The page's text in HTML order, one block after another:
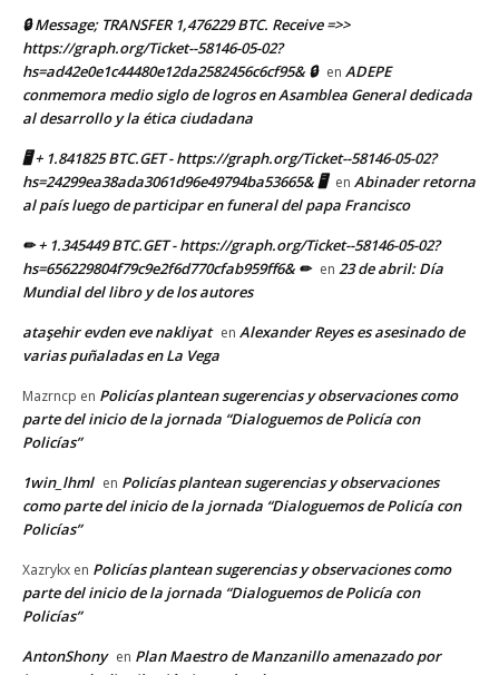
🔒 Message; TRANSFER 1,476229 BTC. Receive =>>
https://graph.org/Ticket--58146-05-02?
hs=ad42e0e1c44480e12da2582456c6cf95& 🔒 en ADEPE
conmemora medio siglo de logros en Asamblea General dedicada
al desarrollo y la ética ciudadana
🖥 + 1.841825 BTC.GET - https://graph.org/Ticket--58146-05-02?
hs=24299ea38ada3061d96e49794ba53665& 🖥 en Abinader retorna
al país luego de participar en funeral del papa Francisco
✏ + 1.345449 BTC.GET - https://graph.org/Ticket--58146-05-02?
hs=656229804f79c9e2f6d770cfab959ff6& ✏ en 23 de abril: Día
Mundial del libro y de los autores
ataşehir evden eve nakliyat en Alexander Reyes es asesinado de
varias puñaladas en La Vega
Mazrncp en Policías plantean sugerencias y observaciones como
parte del inicio de la jornada “Dialoguemos de Policía con
Policías”
1win_lhml en Policías plantean sugerencias y observaciones
como parte del inicio de la jornada “Dialoguemos de Policía con
Policías”
Xazrykx en Policías plantean sugerencias y observaciones como
parte del inicio de la jornada “Dialoguemos de Policía con
Policías”
AntonShony en Plan Maestro de Manzanillo amenazado por